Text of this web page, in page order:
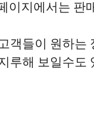
이지에서는 판
고객들이 원하는
루해 보일수도